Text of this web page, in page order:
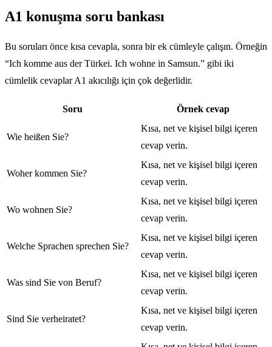
A1 konuşma soru bankası
Bu soruları önce kısa cevapla, sonra bir ek cümleyle çalışın. Örneğin
“Ich komme aus der Türkei. Ich wohne in Samsun.” gibi iki
cümlelik cevaplar A1 akıcılığı için çok değerlidir.
Soru Örnek cevap
Wie heißen Sie?
Kısa, net ve kişisel bilgi içeren
cevap verin.
Woher kommen Sie?
Kısa, net ve kişisel bilgi içeren
cevap verin.
Wo wohnen Sie?
Kısa, net ve kişisel bilgi içeren
cevap verin.
Welche Sprachen sprechen Sie?
Kısa, net ve kişisel bilgi içeren
cevap verin.
Was sind Sie von Beruf?
Kısa, net ve kişisel bilgi içeren
cevap verin.
Sind Sie verheiratet?
Kısa, net ve kişisel bilgi içeren
cevap verin.